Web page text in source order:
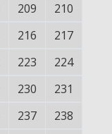
209
210
216
217
223
224
230
231
237
238